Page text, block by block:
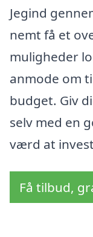
Jegind
nemt få et
muligheder
anmode om
budget. Giv
selv med en
værd at
Få tilbud,